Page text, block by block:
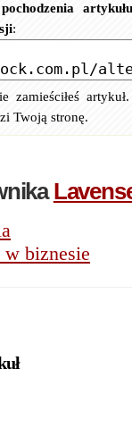
pochodzenia artykułu
:
zamieściłeś
Twoją stronę.
biznesie